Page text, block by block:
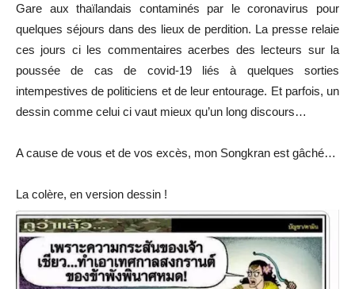
Gare aux thaïlandais contaminés par le coronavirus pour
quelques séjours dans des lieux de perdition. La presse relaie
ces jours ci les commentaires acerbes des lecteurs sur la
poussée de cas de covid-19 liés à quelques sorties
intempestives de politiciens et de leur entourage. Et parfois, un
dessin comme celui ci vaut mieux qu’un long discours…
A cause de vous et de vos excès, mon Songkran est gâché…
La colère, en version dessin !